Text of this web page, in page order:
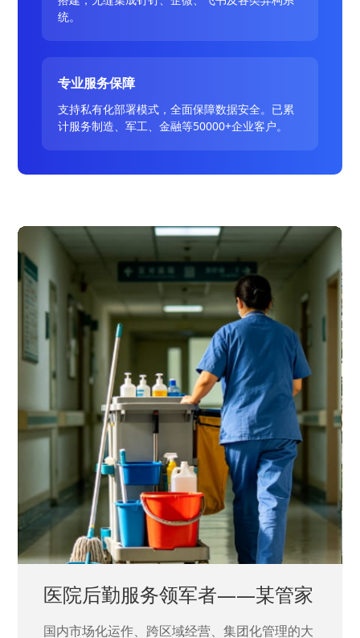
统。
专业服务保障
支持私有化部署模式，全面保障数据安全。已累
计服务制造、军工、金融等50000+企业客户。
中国兵器工业集团——银光化学
国家“一五”期间156个重点项目之一。属于国家